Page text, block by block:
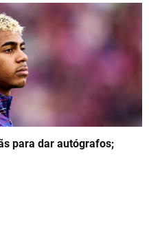
para dar autógrafos;